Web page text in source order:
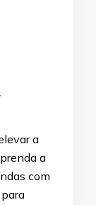
a
a
com